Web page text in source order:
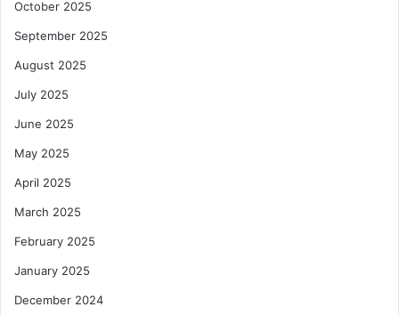
October 2025
September 2025
August 2025
July 2025
June 2025
May 2025
April 2025
March 2025
February 2025
January 2025
December 2024